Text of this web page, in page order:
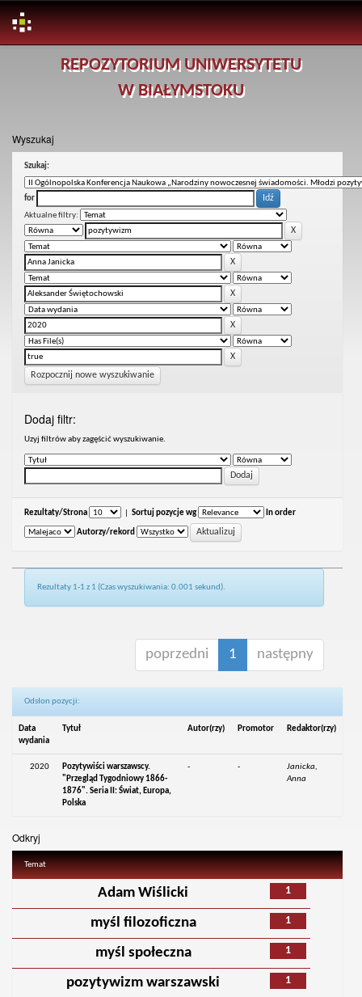
REPOZYTORIUM UNIWERSYTETU
W BIAŁYMSTOKU
Wyszukaj
Szukaj:
for
Aktualne filtry:
Rozpocznij nowe wyszukiwanie
Dodaj filtr:
Uzyj filtrów aby zagęścić wyszukiwanie.
Rezultaty/Strona Sortuj pozycje wg In order
Autorzy/rekord
Rezultaty 1-1 z 1 (Czas wyszukiwania: 0.001 sekund).
poprzedni 1 następny
Odsłon pozycji:
Data
wydania
Tytuł Autor(rzy) Promotor Redaktor(rzy)
2020
Pozytywiści warszawscy.
"Przegląd Tygodniowy 1866-
1876". Seria II: Świat, Europa,
Polska
- -
Janicka,
Anna
Odkryj
Temat
1
Adam Wiślicki
1
myśl filozoficzna
1
myśl społeczna
1
pozytywizm warszawski